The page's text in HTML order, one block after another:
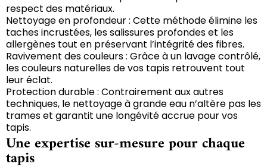
respect des matériaux.
Nettoyage en profondeur : Cette méthode élimine les
taches incrustées, les salissures profondes et les
allergènes tout en préservant l’intégrité des fibres.
Ravivement des couleurs : Grâce à un lavage contrôlé,
les couleurs naturelles de vos tapis retrouvent tout
leur éclat.
Protection durable : Contrairement aux autres
techniques, le nettoyage à grande eau n’altère pas les
trames et garantit une longévité accrue pour vos
tapis.
Une expertise sur-mesure pour chaque
tapis